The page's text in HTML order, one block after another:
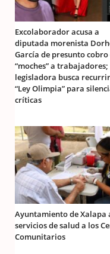
Excolaborador acusa a
diputada morenista
García de presunto cobro
“moches” a trabajadores;
legisladora busca
“Ley Olimpia” para
críticas
Ayuntamiento de Xalapa
servicios de salud a los
Comunitarios